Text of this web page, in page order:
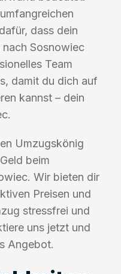
dass dein
Sosnowiec
Team
damit du dich auf
kannst – dein
Umzugskönig
beim
Wir bieten dir
Preisen und
stressfrei und
uns jetzt und
Angebot.